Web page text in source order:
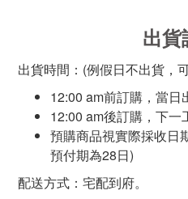
出貨
出貨時間：(例假日不出貨，
12:00 am前訂購，當日
12:00 am後訂購，下一
預購商品視實際採收日
預付期為28日)
配送方式：宅配到府。